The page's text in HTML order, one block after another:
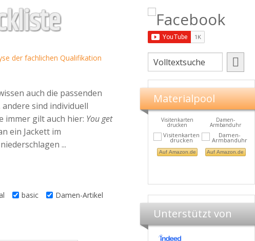
Materialpool
Terminkalender Visitenkarten
Auf Amazon.de
Armbanduhr
Auf Amazon.de
Unterstützt von
der fachlichen Qualifikation
auch die passenden
sind individuell
immer gilt auch hier: You get
ein Jackett im
...
basic
Damen-Artikel